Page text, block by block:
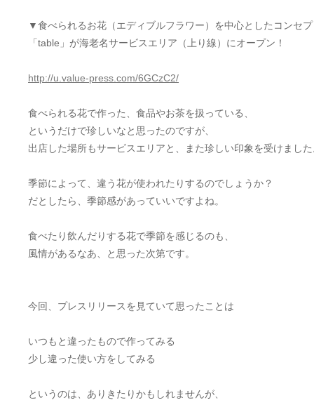
▼食べられるお花（エディブルフラワー）を中心としたコンセ
「table」が海老名サービスエリア（上り線）にオープン！
http://u.value-press.com/6GCzC2/
食べられる花で作った、食品やお茶を扱っている、
というだけで珍しいなと思ったのですが、
出店した場所もサービスエリアと、また珍しい印象を受けまし
季節によって、違う花が使われたりするのでしょうか？
だとしたら、季節感があっていいですよね。
食べたり飲んだりする花で季節を感じるのも、
風情があるなあ、と思った次第です。
今回、プレスリリースを見ていて思ったことは
いつもと違ったもので作ってみる
少し違った使い方をしてみる
というのは、ありきたりかもしれませんが、